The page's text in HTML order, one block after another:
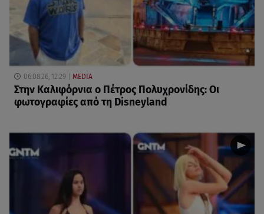
06.08.26, 12:29 MEDIA
Στην Καλιφόρνια ο Πέτρος Πολυχρονίδης: Οι
φωτογραφίες από τη Disneyland